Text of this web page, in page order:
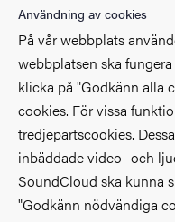
Användning av cookies
På vår webbplats
webbplatsen ska
klicka på "Godkänn alla
cookies. För vissa
tredjepartscookies.
inbäddade video- och
SoundCloud ska kunna
"Godkänn nödvändiga
Göteborgs
Box 607
SE 405 30 Göteborg
Genvägar
Studentportalen(Extern
Göteborgs universitet